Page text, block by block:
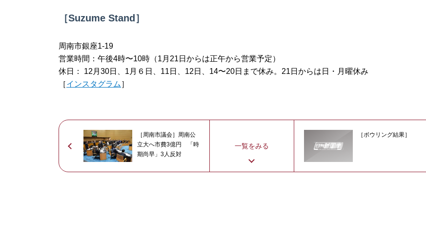
［Suzume Stand］
周南市銀座1-19
営業時間：午後4時〜10時（1月21日からは正午から営業予定）
休日： 12月30日、1月６日、11日、12日、14〜20日まで休み。21日からは日・月曜休み
［インスタグラム ］
［周南市議会］周南公
立大へ市費3億円 「時
期尚早」3人反対
一覧をみる
［ボウリング結果］